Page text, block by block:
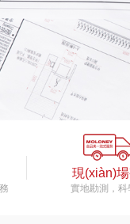
現(xiàn)
實地勘測，